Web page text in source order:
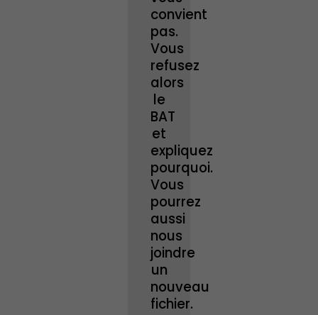
convient
pas.
Vous
refusez
alors
le
BAT
et
expliquez
pourquoi.
Vous
pourrez
aussi
nous
joindre
un
nouveau
fichier.